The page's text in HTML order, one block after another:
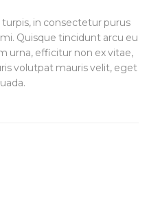
in consectetur purus
Quisque tincidunt arcu eu
urna, efficitur non ex vitae,
volutpat mauris velit, eget